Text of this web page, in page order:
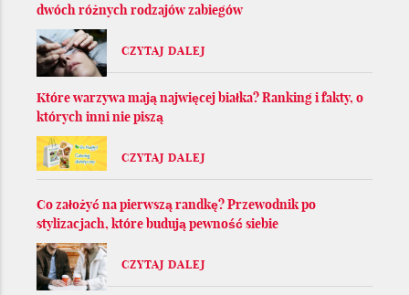
dwóch różnych rodzajów zabiegów
CZYTAJ DALEJ
Które warzywa mają najwięcej białka? Ranking i fakty, o
których inni nie piszą
CZYTAJ DALEJ
Co założyć na pierwszą randkę? Przewodnik po
stylizacjach, które budują pewność siebie
CZYTAJ DALEJ